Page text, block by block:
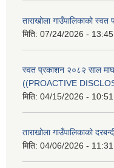
ताराखोला गाउँपालिकाको
मिति: 07/24/2026 - 13:45
स्वत प्रकाशन २०८२ साल
((PROACTIVE
मिति: 04/15/2026 - 10:51
ताराखोला गाउँपालिकाको
मिति: 04/06/2026 - 11:31